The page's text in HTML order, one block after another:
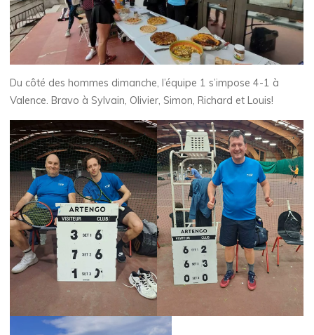
Du côté des hommes dimanche, l’équipe 1 s’impose 4-1 à
Valence. Bravo à Sylvain, Olivier, Simon, Richard et Louis!